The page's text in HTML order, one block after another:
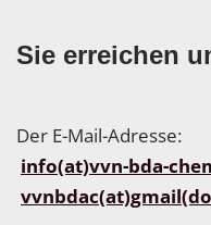
Sie erreichen
Der E-Mail-Adresse:
info(at)vvn-bda-